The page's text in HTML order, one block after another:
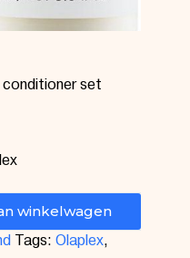
set
winkelwagen
Tags: Olaplex,